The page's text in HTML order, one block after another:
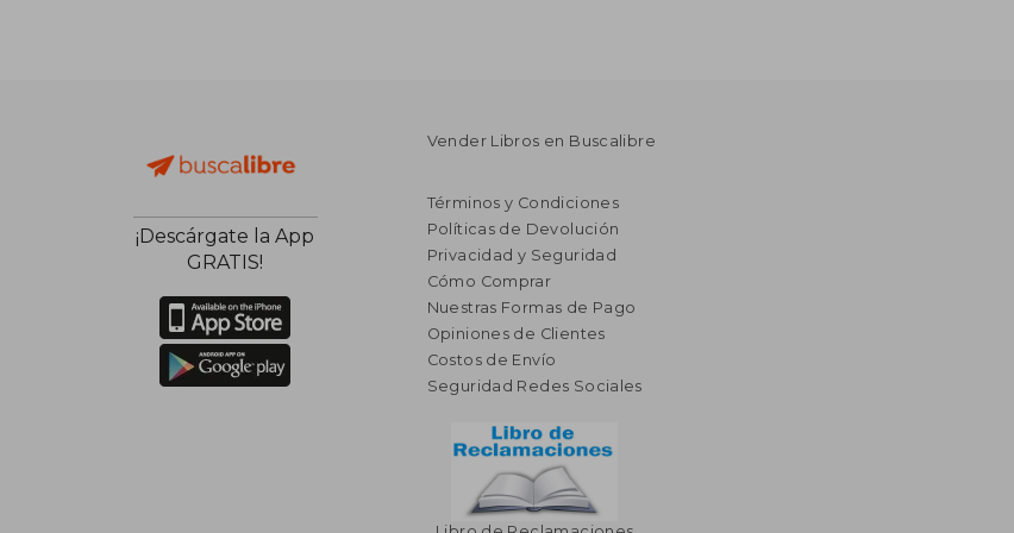
¡Descárgate la App
GRATIS!
Vender Libros en Buscalibre
Términos y Condiciones
Políticas de Devolución
Privacidad y Seguridad
Cómo Comprar
Nuestras Formas de Pago
Opiniones de Clientes
Costos de Envío
Seguridad Redes Sociales